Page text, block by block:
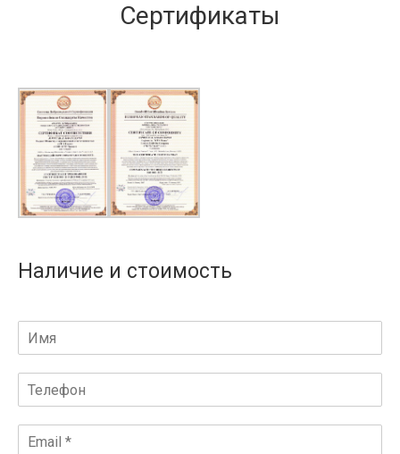
Сертификаты
Наличие и стоимость